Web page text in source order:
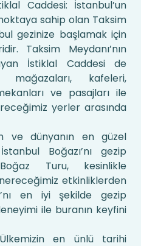
Caddesi: İstanbul’un
sahip olan Taksim
gezinize başlamak için
Taksim Meydanı’nın
İstiklal Caddesi de
kafeleri,
ve pasajları ile
yerler arasında
ve dünyanın en güzel
Boğazı’nı gezip
Turu, kesinlikle
etkinliklerden
en iyi şekilde gezip
ile buranın keyfini
en ünlü tarihi